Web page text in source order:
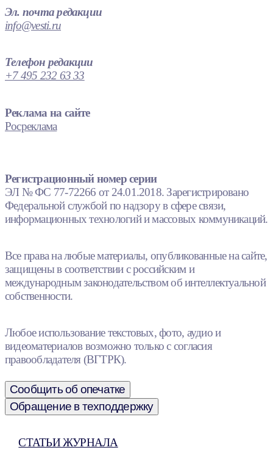
Эл. почта редакции
info@vesti.ru
Телефон редакции
+7 495 232 63 33
Реклама на сайте
Росреклама
Регистрационный номер серии
ЭЛ № ФС 77-72266 от 24.01.2018. Зарегистрировано
Федеральной службой по надзору в сфере связи,
информационных технологий и массовых коммуникаций.
Все права на любые материалы, опубликованные на сайте,
защищены в соответствии с российским и
международным законодательством об интеллектуальной
собственности.
Любое использование текстовых, фото, аудио и
видеоматериалов возможно только с согласия
правообладателя (ВГТРК).
Сообщить об опечатке
Обращение в техподдержку
СТАТЬИ ЖУРНАЛА